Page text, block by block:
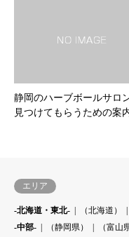
静岡のハーブボールサロ
見つけてもらうための案
エリア
-北海道・東北- （北海道）
-中部-
（静岡県） （富山